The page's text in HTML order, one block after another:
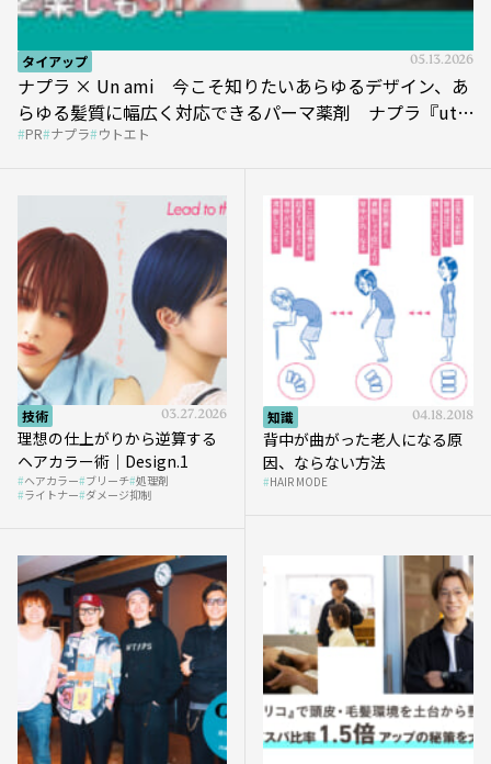
タイアップ 05.13.2026
ナプラ × Un ami 今こそ知りたいあらゆるデザイン、あ
らゆる髪質に幅広く対応できるパーマ薬剤 ナプラ『ut-
et』
PR ナプラ ウトエト
技術 03.27.2026
理想の仕上がりから逆算する
ヘアカラー術｜Design.1
ヘアカラー ブリーチ 処理剤
ライトナー ダメージ抑制
知識 04.18.2018
背中が曲がった老人になる原
因、ならない方法
HAIR MODE